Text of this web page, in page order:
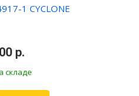
1 CYCLONE
р.
складе